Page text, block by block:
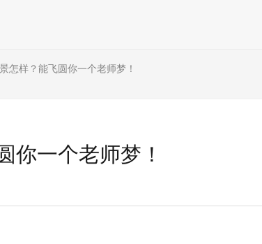
怎样？能飞圆你一个老师梦！
你一个老师梦！